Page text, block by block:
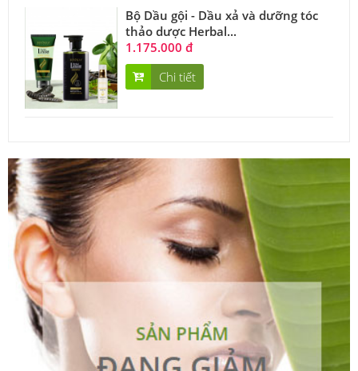
Bộ Dầu gội - Dầu xả và dưỡng tóc
thảo dược Herbal...
1.175.000 đ
Chi tiết